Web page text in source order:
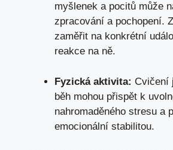
myšlenek a pocitů může
zpracování a pochopení.
zaměřit na konkrétní
reakce na ně.
Fyzická aktivita: Cvičení
běh mohou přispět k
nahromaděného stresu a
emocionální stabilitou.